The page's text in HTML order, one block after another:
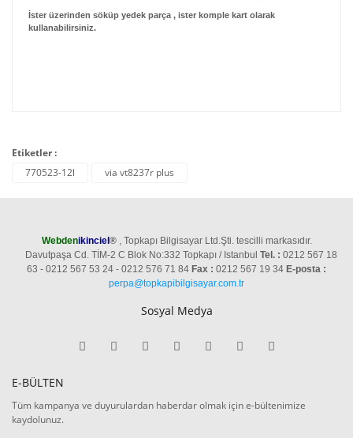
İster üzerinden söküp yedek parça , ister komple kart olarak
kullanabilirsiniz.
Etiketler :
770523-12l
via vt8237r plus
Webdenikinciel ®, Topkapı Bilgisayar Ltd.Şti. tescilli markasıdır.
Davutpaşa Cd. TİM-2 C Blok No:332 Topkapı / Istanbul Tel. : 0212 567 18
63 - 0212 567 53 24 - 0212 576 71 84 Fax : 0212 567 19 34 E-posta :
perpa@topkapibilgisayar.com.tr
Sosyal Medya
E-BÜLTEN
Tüm kampanya ve duyurulardan haberdar olmak için e-bültenimize
kaydolunuz.